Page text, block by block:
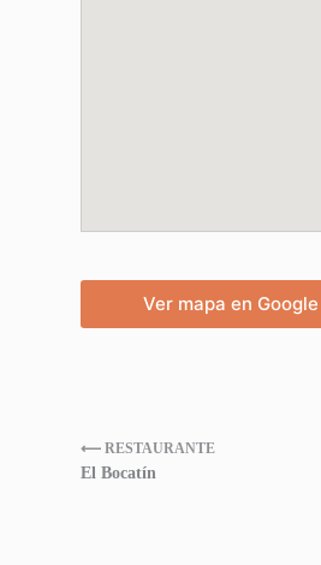
Ver mapa en Google
⟵ RESTAURANTE
El Bocatín